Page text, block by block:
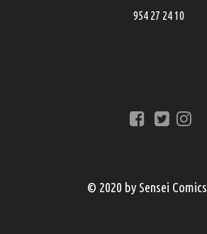
954 27 24 10
© 2020 by Sensei Comics